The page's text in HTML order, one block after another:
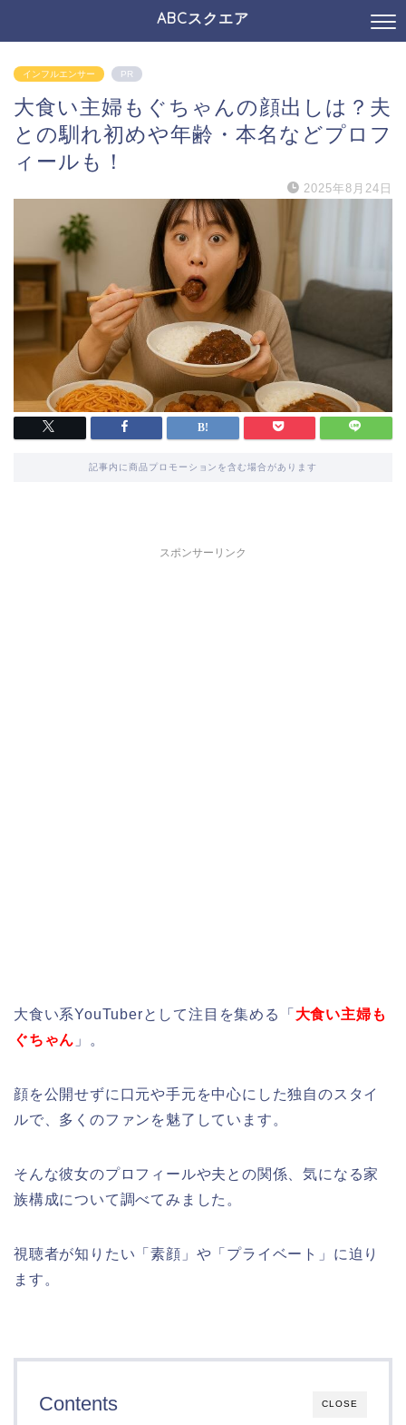
ABCスクエア
インフルエンサー PR
大食い主婦もぐちゃんの顔出しは？夫
との馴れ初めや年齢・本名などプロフ
ィールも！
2025年8月24日
記事内に商品プロモーションを含む場合があります
スポンサーリンク
大食い系YouTuberとして注目を集める「 大食い主婦も
ぐちゃん 」。
顔を公開せずに口元や手元を中心にした独自のスタイ
ルで、多くのファンを魅了しています。
そんな彼女のプロフィールや夫との関係、気になる家
族構成について調べてみました。
視聴者が知りたい「素顔」や「プライベート」に迫り
ます。
CLOSE
Contents